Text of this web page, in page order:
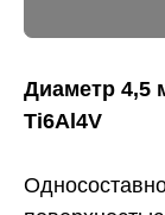
Диаметр 4,5
Ti6Al4V